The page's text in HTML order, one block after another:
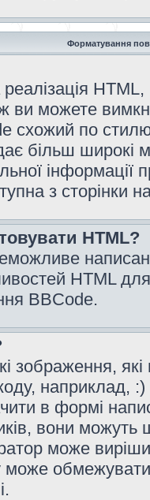
Форматування
ви можете
схожий по
більш
інформації
з сторінки
HTML?
HTML
BBCode.
зображення, які
наприклад,
в формі
вони
може
обмежувати